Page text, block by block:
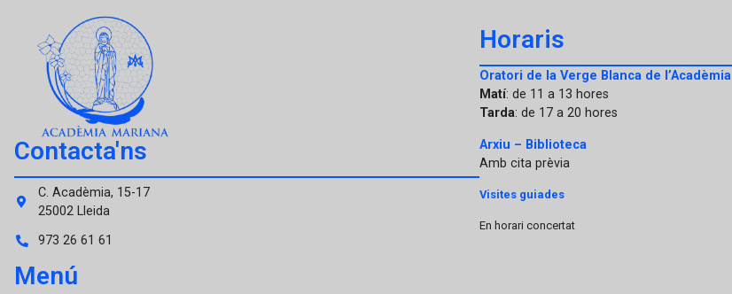
Contacta'ns
C. Acadèmia, 15-17
25002 Lleida
973 26 61 61
Menú
Horaris
Oratori de la Verge Blanca de l’Acadèmia
Matí: de 11 a 13 hores
Tarda: de 17 a 20 hores
Arxiu – Biblioteca
Amb cita prèvia
Visites guiades
En horari concertat